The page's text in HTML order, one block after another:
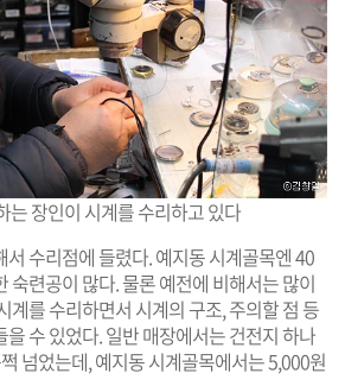
는 장인이 시계를 수리하고 있다
서 수리점에 들렸다. 예지동 시계골목엔 40
숙련공이 많다. 물론 예전에 비해서는 많이
계를 수리하면서 시계의 구조, 주의할 점 등
수 있었다. 일반 매장에서는 건전지 하나
넘었는데, 예지동 시계골목에서는 5,000원